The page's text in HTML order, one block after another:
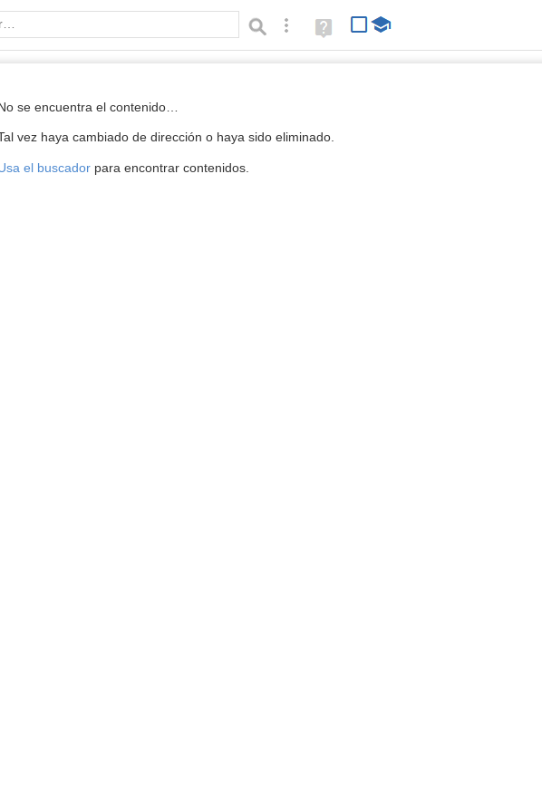
o frase: Búsqueda avanzada
Ayuda
(en
de la Mediateca
se encuentra el contenido…
vez haya cambiado de dirección o haya sido eliminado.
el buscadorpara encontrar contenidos.